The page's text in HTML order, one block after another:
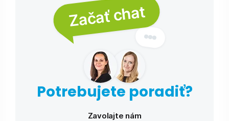
Začať chat
Potrebujete poradiť?
Zavolajte nám